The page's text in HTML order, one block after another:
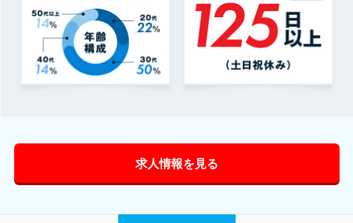
求人情報を見る